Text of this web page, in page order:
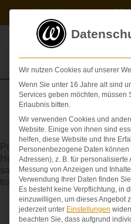
springen
Kontakt
Arteria
Pulsader, Schlagader, Arterie.
Herzen weg. Die Arterien des
sauerstoffreiches (rotes) Blut;
transportieren sauerstoffarmes
Wir nutzen Cookies auf unserer
Wenn Sie unter 16 Jahre alt sind
Services geben möchten, müssen
Erlaubnis bitten.
Wir verwenden Cookies und
Website. Einige von ihnen sind
helfen, diese Website und Ihre
Personenbezogene Daten
Adressen), z. B. für
Messung von Anzeigen und
Verwendung Ihrer Daten finden
Es besteht keine Verpflichtung, in
einzuwilligen, um dieses Angebot
jederzeit unter Einstellungen
beachten Sie, dass aufgrund